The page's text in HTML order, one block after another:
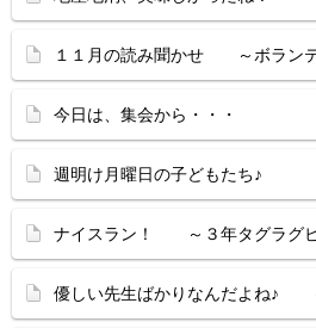
１１月の読み聞かせ ～ボラン
今日は、集会から・・・
週明け月曜日の子どもたち♪
ナイスラン！ ～３年タグラグビ
優しい先生ばかりなんだよね♪